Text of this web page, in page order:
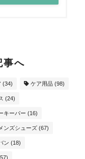
事へ
(34) ケア用品 (98)
(24)
キーパー (16)
メンズシューズ (67)
ン (18)